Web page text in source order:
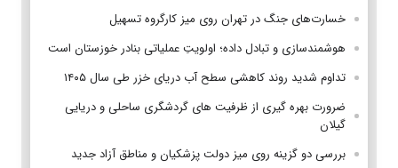
خسارت‌های جنگ در تهران روی میز کارگروه تسهیل
هوشمندسازی و تبادل داده؛ اولویتِ عملیاتی بنادر خوزستان است
تداوم شدید روند کاهشی سطح آب دریای خزر طی سال ۱۴۰۵
ضرورت بهره گیری از ظرفیت های گردشگری ساحلی و دریایی
گیلان
بررسی دو گزینه روی میز دولت پزشکیان و مناطق آزاد جدید